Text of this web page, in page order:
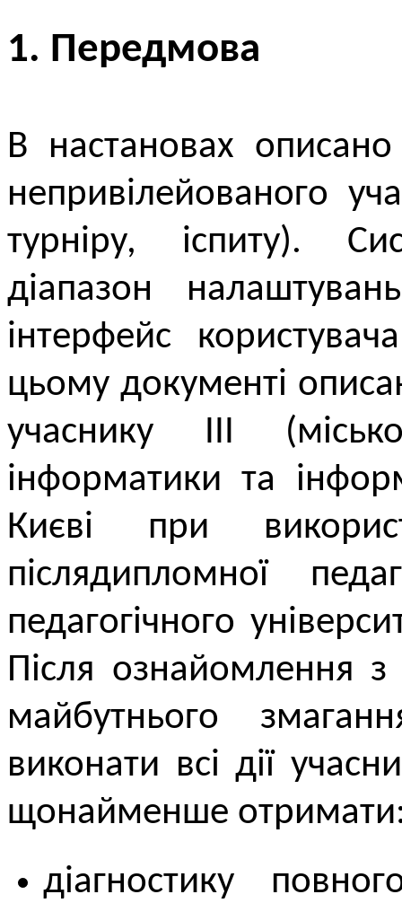
1. Передмова
В настановах
непривілейованого
турніру, іспиту).
діапазон
інтерфейс
цьому документі
учаснику ІІІ
інформатики та
Києві при
післядипломної
педагогічного
Після ознайомлення
майбутнього
виконати всі дії
щонайменше
діагностику